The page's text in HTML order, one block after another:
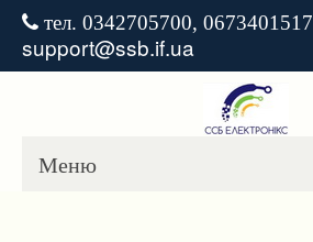
тел. 0342705700, 0673401517
support@ssb.if.ua
Меню